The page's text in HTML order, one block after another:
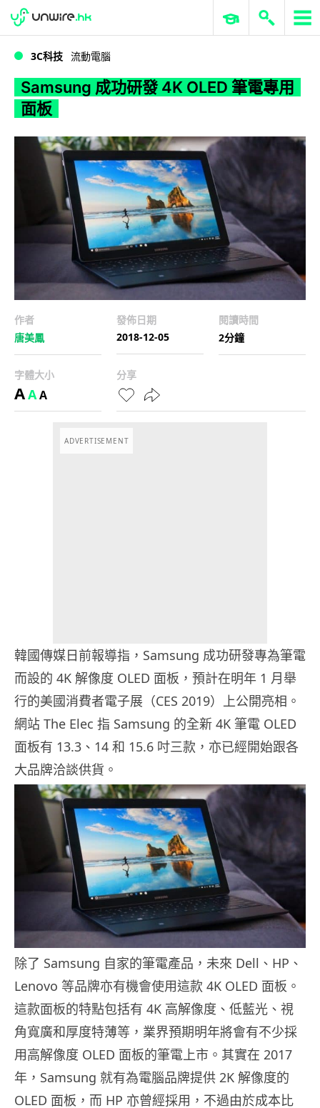
Samsung 成功研發 4K OLED 筆電專用面板
WWDC 2026 ERP 與商業 AI
3C科技 流動電腦
Samsung 成功研發 4K OLED 筆電專用
面板
作者
唐美鳳
發佈日期
2018-12-05
閱讀時間
2分鐘
字體大小
AAA
分享
ADVERTISEMENT
韓國傳媒日前報導指，Samsung 成功研發專為筆電
而設的 4K 解像度 OLED 面板，預計在明年 1 月舉
行的美國消費者電子展（CES 2019）上公開亮相。
網站 The Elec 指 Samsung 的全新 4K 筆電 OLED
面板有 13.3、14 和 15.6 吋三款，亦已經開始跟各
大品牌洽談供貨。
除了 Samsung 自家的筆電產品，未來 Dell、HP、
Lenovo 等品牌亦有機會使用這款 4K OLED 面板。
這款面板的特點包括有 4K 高解像度、低藍光、視
角寬廣和厚度特薄等，業界預期明年將會有不少採
用高解像度 OLED 面板的筆電上市。其實在 2017
年，Samsung 就有為電腦品牌提供 2K 解像度的
OLED 面板，而 HP 亦曾經採用，不過由於成本比